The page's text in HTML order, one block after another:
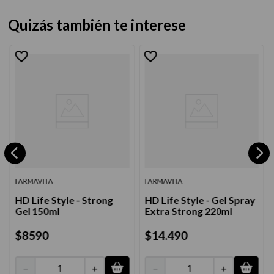
Quizás también te interese
FARMAVITA
HD Life Style - Strong
Gel 150ml
$8590
＋
－
FARMAVITA
HD Life Style - Gel Spray
Extra Strong 220ml
$14.490
＋
－